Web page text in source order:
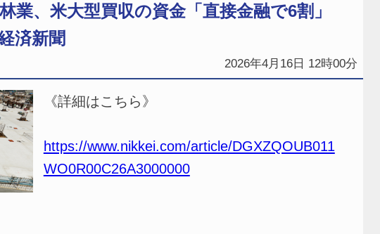
業、米大型買収の資金「直接金融で6割」
済新聞
2026年4月16日 12時00分
《詳細はこちら》
https://www.nikkei.com/article/DGXZQOUB011
WO0R00C26A3000000